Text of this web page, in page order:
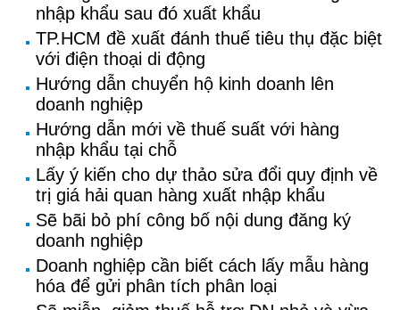
nhập khẩu sau đó xuất khẩu
TP.HCM đề xuất đánh thuế tiêu thụ đặc biệt
với điện thoại di động
Hướng dẫn chuyển hộ kinh doanh lên
doanh nghiệp
Hướng dẫn mới về thuế suất với hàng
nhập khẩu tại chỗ
Lấy ý kiến cho dự thảo sửa đổi quy định về
trị giá hải quan hàng xuất nhập khẩu
Sẽ bãi bỏ phí công bố nội dung đăng ký
doanh nghiệp
Doanh nghiệp cần biết cách lấy mẫu hàng
hóa để gửi phân tích phân loại